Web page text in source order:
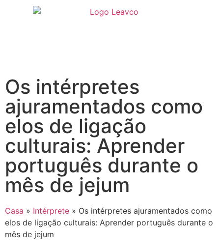
Os intérpretes
ajuramentados como
elos de ligação
culturais: Aprender
português durante o
mês de jejum
Casa » Intérprete » Os intérpretes ajuramentados como
elos de ligação culturais: Aprender português durante o
mês de jejum